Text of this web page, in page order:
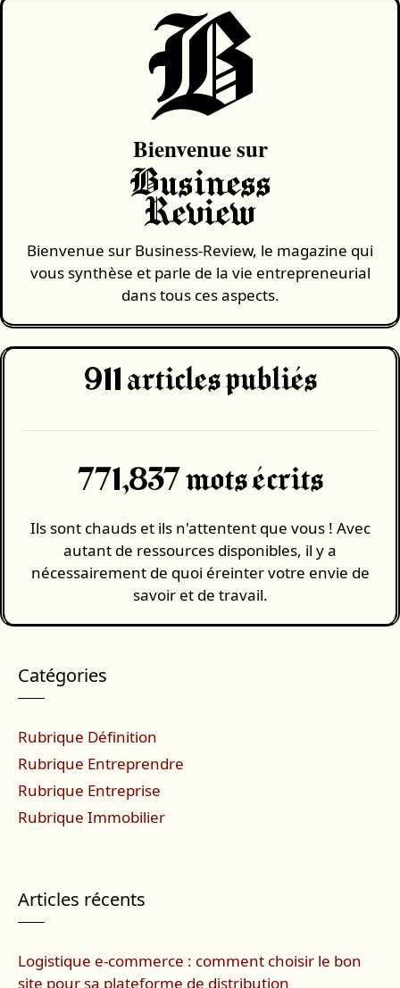
B
Bienvenue sur
Business
Review
Bienvenue sur Business-Review, le magazine qui
vous synthèse et parle de la vie entrepreneurial
dans tous ces aspects.
911 articles publiés
771,837 mots écrits
Ils sont chauds et ils n'attentent que vous ! Avec
autant de ressources disponibles, il y a
nécessairement de quoi éreinter votre envie de
savoir et de travail.
Catégories
Rubrique Définition
Rubrique Entreprendre
Rubrique Entreprise
Rubrique Immobilier
Articles récents
Logistique e-commerce : comment choisir le bon
site pour sa plateforme de distribution